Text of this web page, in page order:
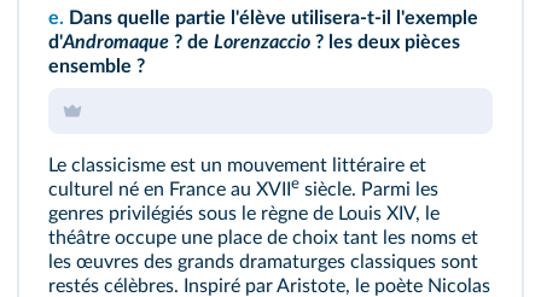
e. Dans quelle partie l'élève utilisera‑t‑il l'exemple
d'Andromaque ? de Lorenzaccio ? les deux pièces
ensemble ?
Le classicisme est un mouvement littéraire et
culturel né en France au XVII e siècle. Parmi les
genres privilégiés sous le règne de Louis XIV, le
théâtre occupe une place de choix tant les noms et
les œuvres des grands dramaturges classiques sont
restés célèbres. Inspiré par Aristote, le poète Nicolas